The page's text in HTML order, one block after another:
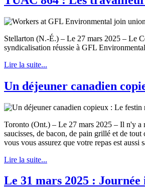
Stellarton (N.-É.) – Le 27 mars 2025 – Le
syndicalisation réussie à GFL
Lire la suite...
Un déjeuner canadien
Toronto (Ont.) – Le 27 mars 2025 – Il n'y a
saucisses, de bacon, de pain grillé et de
vous vous assurez que votre repas est
Lire la suite...
Le 31 mars 2025 :